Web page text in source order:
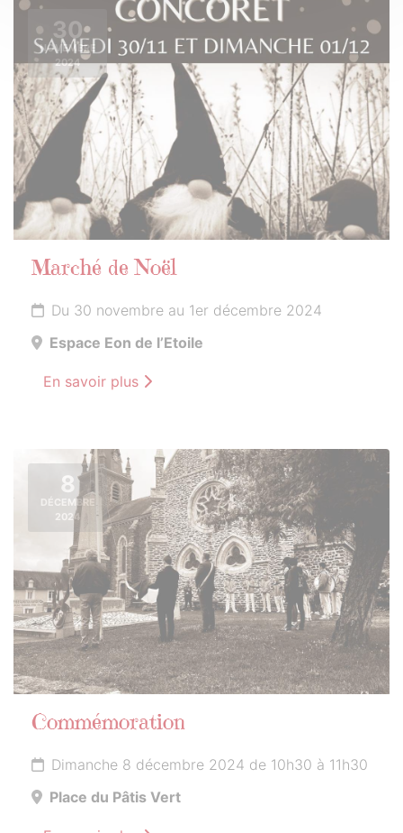
30
NOVEMBRE
2024
Marché de Noël
Du 30 novembre au 1er décembre 2024
Espace Eon de l’Etoile
En savoir plus
8
DÉCEMBRE
2024
Commémoration
Dimanche 8 décembre 2024 de 10h30 à 11h30
Place du Pâtis Vert